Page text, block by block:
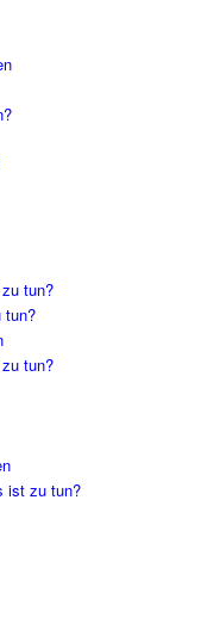
tun?
tun?
tun?
ist zu tun?